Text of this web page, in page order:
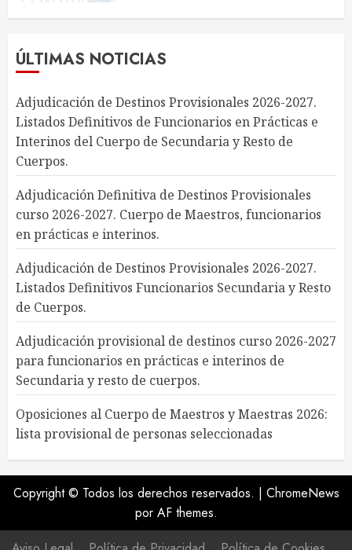
ÚLTIMAS NOTICIAS
Adjudicación de Destinos Provisionales 2026-2027.
Listados Definitivos de Funcionarios en Prácticas e
Interinos del Cuerpo de Secundaria y Resto de
Cuerpos.
Adjudicación Definitiva de Destinos Provisionales
curso 2026-2027. Cuerpo de Maestros, funcionarios
en prácticas e interinos.
Adjudicación de Destinos Provisionales 2026-2027.
Listados Definitivos Funcionarios Secundaria y Resto
de Cuerpos.
Adjudicación provisional de destinos curso 2026-2027
para funcionarios en prácticas e interinos de
Secundaria y resto de cuerpos.
Oposiciones al Cuerpo de Maestros y Maestras 2026:
lista provisional de personas seleccionadas
Copyright © Todos los derechos reservados. | ChromeNews
por AF themes.